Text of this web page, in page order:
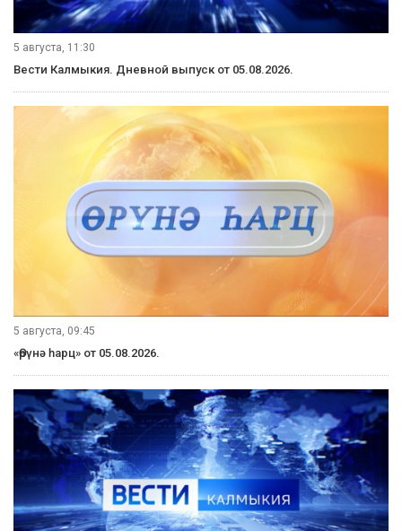
5 августа, 11:30
Вести Калмыкия. Дневной выпуск от 05.08.2026.
5 августа, 09:45
«Өрүнә һарц» от 05.08.2026.